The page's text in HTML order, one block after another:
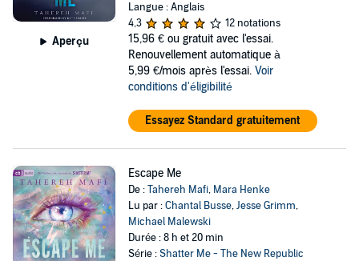
Aperçu
Langue : Anglais
4,3
12 notations
15,96 € ou gratuit avec l'essai.
Renouvellement automatique à
5,99 €/mois après l'essai. Voir
conditions d'éligibilité
Essayez Standard gratuitement
Escape Me
De :Tahereh Mafi, Mara Henke
Lu par :Chantal Busse,Jesse Grimm,
Michael Malewski
Durée : 8 h et 20 min
Série :Shatter Me - The New Republic